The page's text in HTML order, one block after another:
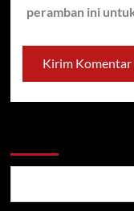
peramban ini